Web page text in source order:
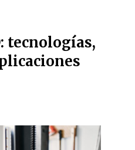
tecnologías,